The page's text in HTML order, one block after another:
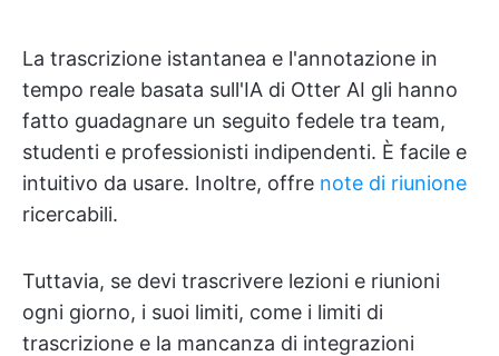
La trascrizione istantanea e l'annotazione in
tempo reale basata sull'IA di Otter AI gli hanno
fatto guadagnare un seguito fedele tra team,
studenti e professionisti indipendenti. È facile e
intuitivo da usare. Inoltre, offre note di riunione
ricercabili.
Tuttavia, se devi trascrivere lezioni e riunioni
ogni giorno, i suoi limiti, come i limiti di
trascrizione e la mancanza di integrazioni